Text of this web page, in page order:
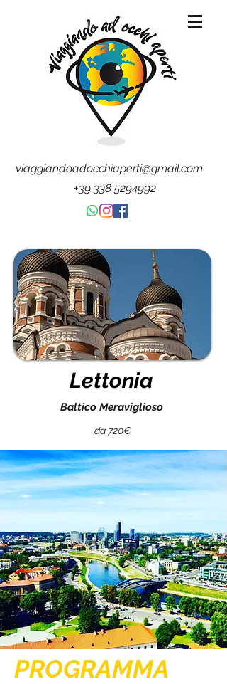
viaggiandoadocchiaperti@gmail.com
+39 338 5294992
Lettonia
Baltico Meraviglioso
da 720€
PROGRAMMA